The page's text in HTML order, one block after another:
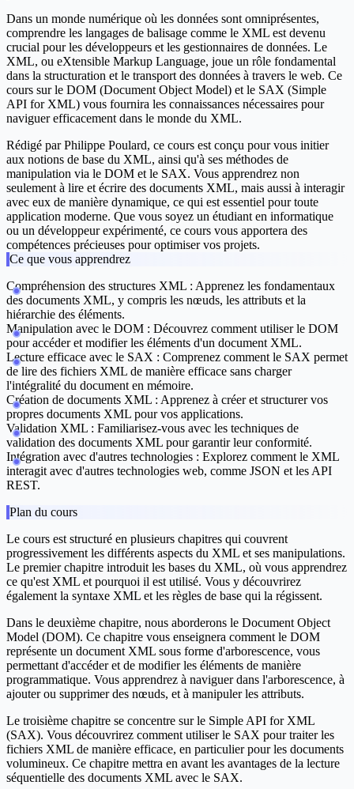
Dans un monde numérique où les données sont omniprésentes,
comprendre les langages de balisage comme le XML est devenu
crucial pour les développeurs et les gestionnaires de données. Le
XML, ou eXtensible Markup Language, joue un rôle fondamental
dans la structuration et le transport des données à travers le web. Ce
cours sur le DOM (Document Object Model) et le SAX (Simple
API for XML) vous fournira les connaissances nécessaires pour
naviguer efficacement dans le monde du XML.
Rédigé par Philippe Poulard, ce cours est conçu pour vous initier
aux notions de base du XML, ainsi qu'à ses méthodes de
manipulation via le DOM et le SAX. Vous apprendrez non
seulement à lire et écrire des documents XML, mais aussi à interagir
avec eux de manière dynamique, ce qui est essentiel pour toute
application moderne. Que vous soyez un étudiant en informatique
ou un développeur expérimenté, ce cours vous apportera des
compétences précieuses pour optimiser vos projets.
Ce que vous apprendrez
Compréhension des structures XML : Apprenez les fondamentaux
des documents XML, y compris les nœuds, les attributs et la
hiérarchie des éléments.
Manipulation avec le DOM : Découvrez comment utiliser le DOM
pour accéder et modifier les éléments d'un document XML.
Lecture efficace avec le SAX : Comprenez comment le SAX permet
de lire des fichiers XML de manière efficace sans charger
l'intégralité du document en mémoire.
Création de documents XML : Apprenez à créer et structurer vos
propres documents XML pour vos applications.
Validation XML : Familiarisez-vous avec les techniques de
validation des documents XML pour garantir leur conformité.
Intégration avec d'autres technologies : Explorez comment le XML
interagit avec d'autres technologies web, comme JSON et les API
REST.
Plan du cours
Le cours est structuré en plusieurs chapitres qui couvrent
progressivement les différents aspects du XML et ses manipulations.
Le premier chapitre introduit les bases du XML, où vous apprendrez
ce qu'est XML et pourquoi il est utilisé. Vous y découvrirez
également la syntaxe XML et les règles de base qui la régissent.
Dans le deuxième chapitre, nous aborderons le Document Object
Model (DOM). Ce chapitre vous enseignera comment le DOM
représente un document XML sous forme d'arborescence, vous
permettant d'accéder et de modifier les éléments de manière
programmatique. Vous apprendrez à naviguer dans l'arborescence, à
ajouter ou supprimer des nœuds, et à manipuler les attributs.
Le troisième chapitre se concentre sur le Simple API for XML
(SAX). Vous découvrirez comment utiliser le SAX pour traiter les
fichiers XML de manière efficace, en particulier pour les documents
volumineux. Ce chapitre mettra en avant les avantages de la lecture
séquentielle des documents XML avec le SAX.